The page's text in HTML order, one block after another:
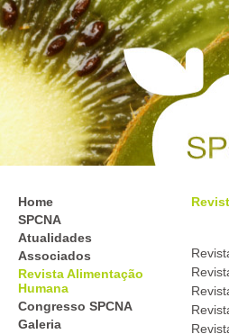
Home
SPCNA
Atualidades
Associados
Revista Alimentação
Humana
Congresso SPCNA
Galeria